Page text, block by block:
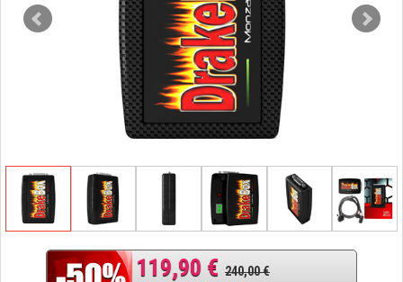
119,90 € 240,00 €